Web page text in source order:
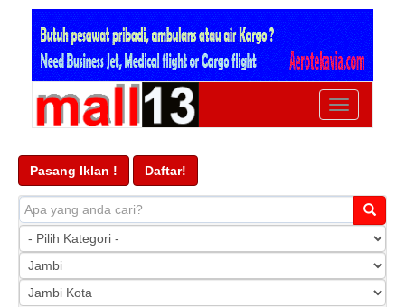
Ubah
navigasi
Pasang Iklan ! Daftar!